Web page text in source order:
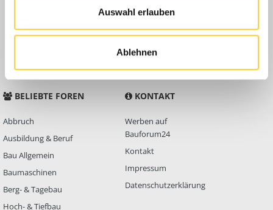
Auswahl erlauben
Ablehnen
Anleitungen
FAQ
Community Regeln
BELIEBTE FOREN
Abbruch
Ausbildung & Beruf
Bau Allgemein
Baumaschinen
Berg- & Tagebau
Hoch- & Tiefbau
KONTAKT
Werben auf
Bauforum24
Kontakt
Impressum
Datenschutzerklärung